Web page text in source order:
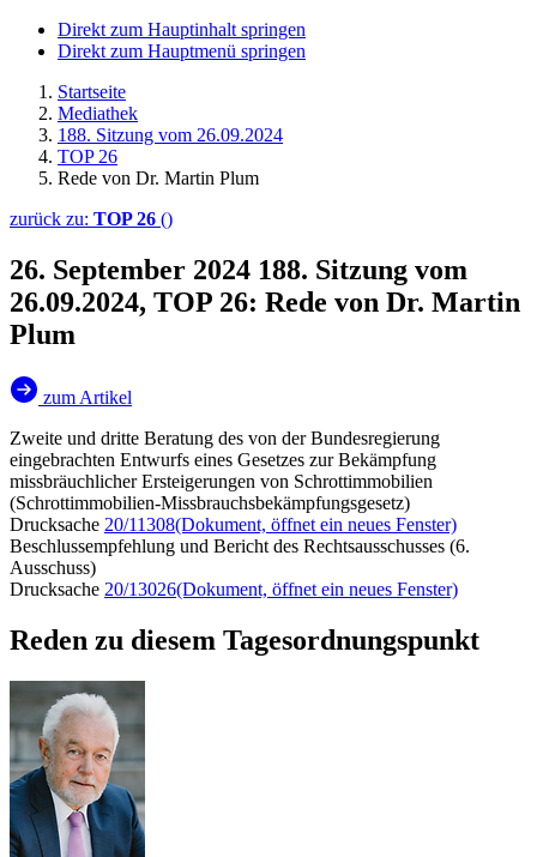
Direkt zum Hauptinhalt springen
Direkt zum Hauptmenü springen
Startseite
Mediathek
188. Sitzung vom 26.09.2024
TOP 26
Rede von Dr. Martin Plum
zurück zu: TOP 26 ()
26. September 2024 188. Sitzung vom
26.09.2024, TOP 26: Rede von Dr. Martin
Plum
zum Artikel
Zweite und dritte Beratung des von der Bundesregierung
eingebrachten Entwurfs eines Gesetzes zur Bekämpfung
missbräuchlicher Ersteigerungen von Schrottimmobilien
(Schrottimmobilien-Missbrauchsbekämpfungsgesetz)
Drucksache 20/11308(Dokument, öffnet ein neues Fenster)
Beschlussempfehlung und Bericht des Rechtsausschusses (6.
Ausschuss)
Drucksache 20/13026(Dokument, öffnet ein neues Fenster)
Reden zu diesem Tagesordnungspunkt